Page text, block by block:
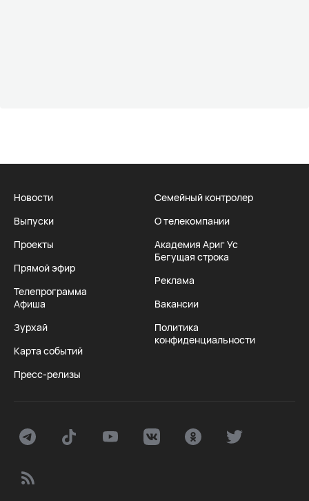
Новости
Выпуски
Проекты
Прямой эфир
Телепрограмма
Афиша
Зурхай
Карта событий
Пресс-релизы
Семейный контролер
О телекомпании
Академия Ариг Ус
Бегущая строка
Реклама
Вакансии
Политика
конфиденциальности